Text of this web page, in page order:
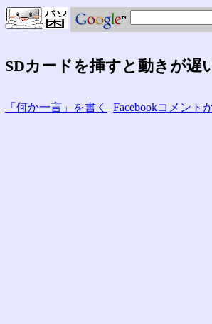
SDカードを挿すと動きが遅
「何か一言」を書く Facebookコメント